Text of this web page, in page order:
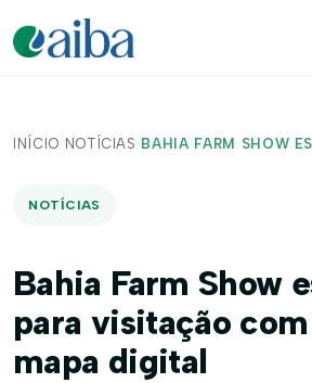
INÍCIO/ NOTÍCIAS / BAHIA FARM SHOW
NOTÍCIAS
Bahia Farm Show
para visitação com
mapa digital